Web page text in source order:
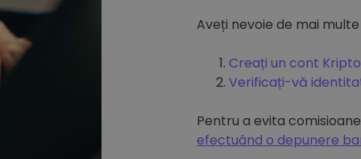
Aveți nevoie de mai
Creați un cont
Verificați-vă
Pentru a evita
efectuând o depunere